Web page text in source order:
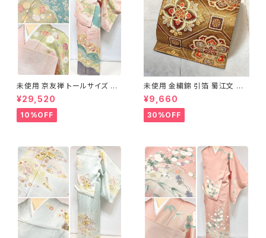
未使用 京友禅 トールサイズ 染
め分け 金彩 訪問着 袷 正絹 ピ
ンク 黄緑 紫 黄色 1438
¥29,520
10%OFF
未使用 金繍錦 引箔 蜀江文 唐
織 華紋 袋帯 正絹 金糸 ゴール
ド 赤 紫 710
¥9,660
30%OFF